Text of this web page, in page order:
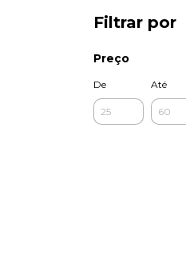
Filtrar por
Preço
De Até